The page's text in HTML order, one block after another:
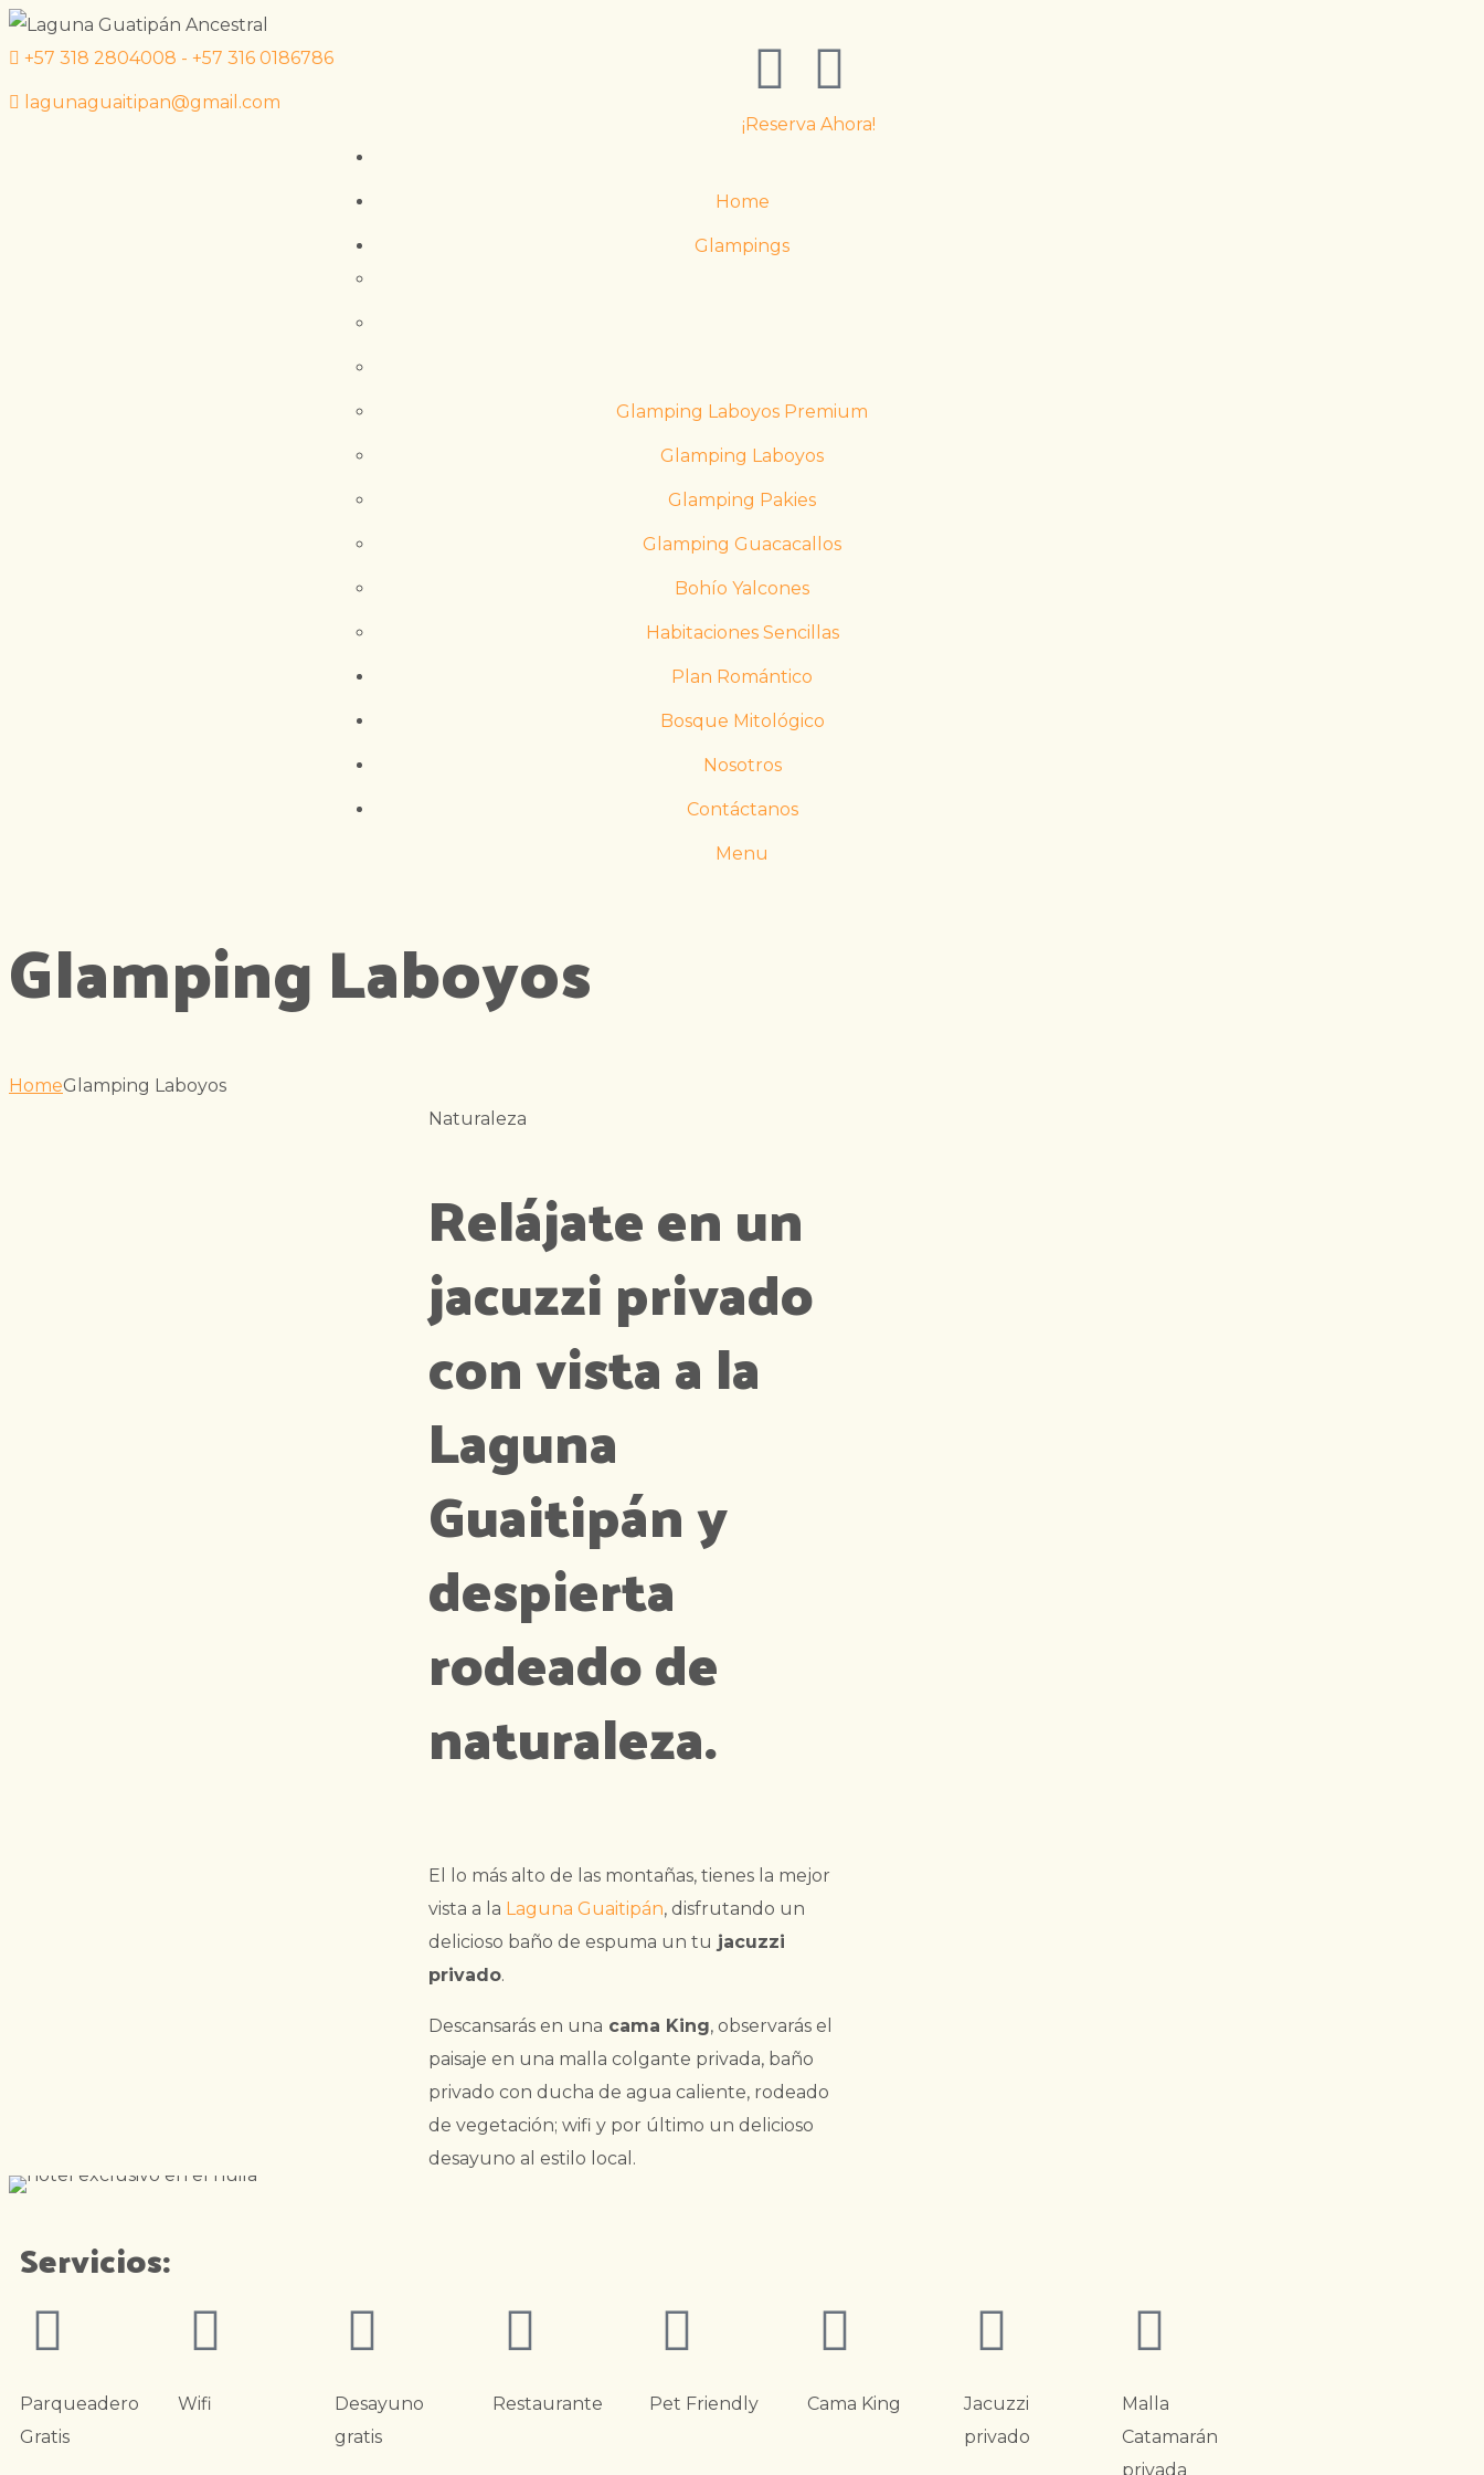
+57 318 2804008 - +57 316 0186786
lagunaguaitipan@gmail.com
¡Reserva Ahora!
Home
Glampings
Glamping Laboyos Premium
Glamping Laboyos
Glamping Pakies
Glamping Guacacallos
Bohío Yalcones
Habitaciones Sencillas
Plan Romántico
Bosque Mitológico
Nosotros
Contáctanos
Menu
Glamping Laboyos
HomeGlamping Laboyos
Naturaleza
Relájate en un
jacuzzi privado
con vista a la
Laguna
Guaitipán y
despierta
rodeado de
naturaleza.
El lo más alto de las montañas, tienes la mejor
vista a la Laguna Guaitipán, disfrutando un
delicioso baño de espuma un tu jacuzzi
privado.
Descansarás en una cama King, observarás el
paisaje en una malla colgante privada, baño
privado con ducha de agua caliente, rodeado
de vegetación; wifi y por último un delicioso
desayuno al estilo local.
Servicios:
Parqueadero
Gratis
Wifi
Desayuno
gratis
Restaurante Pet Friendly Cama King
Jacuzzi
privado
Malla
Catamarán
privada